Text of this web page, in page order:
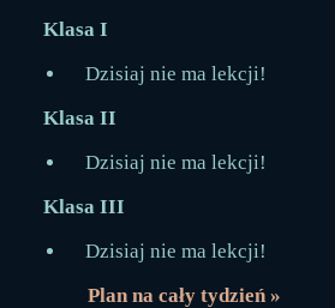
Klasa I
Dzisiaj nie ma lekcji!
Klasa II
Dzisiaj nie ma lekcji!
Klasa III
Dzisiaj nie ma lekcji!
Plan na cały tydzień »